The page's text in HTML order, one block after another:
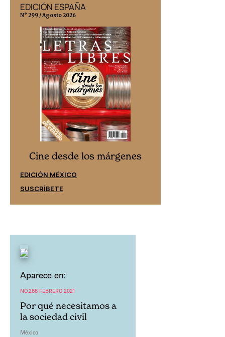
EDICIÓN ESPAÑA
N° 299 / Agosto 2026
Cine desde los márgenes
EDICIÓN MÉXICO
SUSCRÍBETE
Aparece en:
NO.266 FEBRERO 2021
Por qué necesitamos a
la sociedad civil
México